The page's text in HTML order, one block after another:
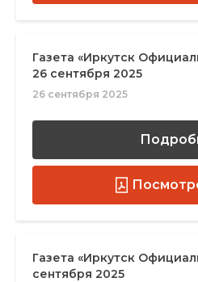
Газета «Иркутск
26 сентября 2025
26 сентября 2025
Газета «Иркутск
сентября 2025